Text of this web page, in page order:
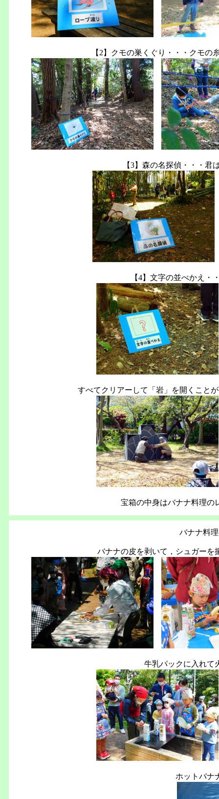
【2】クモの巣くぐり・・・クモ
【3】森の名探偵・・・君
【4】文字の並べかえ・
すべてクリアーして「岩」を開くこと
宝箱の中身はバナナ料理の
バナナ料
バナナの皮を剥いて，シュガーを
牛乳パックに入れて
ホットバナ